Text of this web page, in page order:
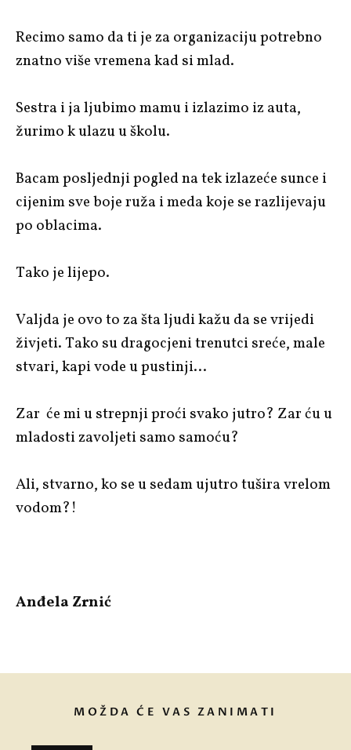
Recimo samo da ti je za organizaciju potrebno
znatno više vremena kad si mlad.
Sestra i ja ljubimo mamu i izlazimo iz auta,
žurimo k ulazu u školu.
Bacam posljednji pogled na tek izlazeće sunce i
cijenim sve boje ruža i meda koje se razlijevaju
po oblacima.
Tako je lijepo.
Valjda je ovo to za šta ljudi kažu da se vrijedi
živjeti. Tako su dragocjeni trenutci sreće, male
stvari, kapi vode u pustinji…
Zar će mi u strepnji proći svako jutro? Zar ću u
mladosti zavoljeti samo samoću?
Ali, stvarno, ko se u sedam ujutro tušira vrelom
vodom?!
Anđela Zrnić
MOŽDA ĆE VAS ZANIMATI